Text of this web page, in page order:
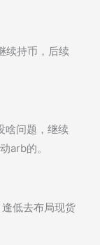
续持币，后续
啥问题，继续
arb的。
低去布局现货